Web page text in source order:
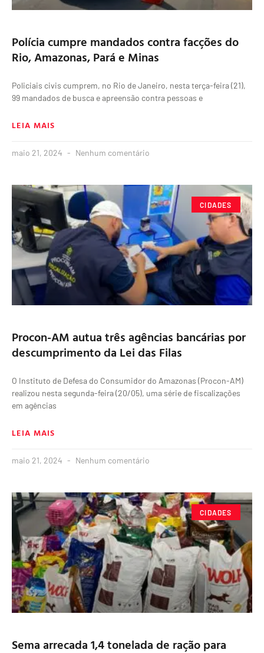
Polícia cumpre mandados contra facções do
Rio, Amazonas, Pará e Minas
Policiais civis cumprem, no Rio de Janeiro, nesta terça-feira (21),
99 mandados de busca e apreensão contra pessoas e
LEIA MAIS
maio 21, 2024 Nenhum comentário
CIDADES
Procon-AM autua três agências bancárias por
descumprimento da Lei das Filas
O Instituto de Defesa do Consumidor do Amazonas (Procon-AM)
realizou nesta segunda-feira (20/05), uma série de fiscalizações
em agências
LEIA MAIS
maio 21, 2024 Nenhum comentário
CIDADES
Sema arrecada 1,4 tonelada de ração para